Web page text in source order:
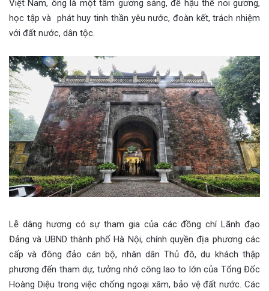
Việt Nam, ông là một tấm gương sáng, để hậu thế noi gương,
học tập và phát huy tinh thần yêu nước, đoàn kết, trách nhiệm
với đất nước, dân tộc.
Lễ dâng hương có sự tham gia của các đồng chí Lãnh đạo
Đảng và UBND thành phố Hà Nội, chính quyền địa phương các
cấp và đông đảo cán bộ, nhân dân Thủ đô, du khách thập
phương đến tham dự, tưởng nhớ công lao to lớn của Tổng Đốc
Hoàng Diệu trong việc chống ngoại xâm, bảo vệ đất nước. Các